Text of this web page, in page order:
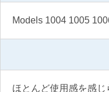
Models 1004 1005
ほとんど使用感を感